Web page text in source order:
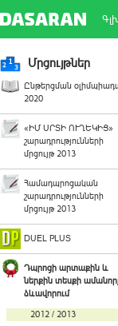
Մրցույթներ
Ընթերցման
2020
«ԻՄ ՍՐՏԻ ՈՒՂԵԿԻՑ»
շարադրությունների
մրցույթ 2013
Համադպրոցական
շարադրությունների
մրցույթ 2013
DUEL PLUS
Դպրոցի արտաքին և
ներքին տեսքի
ձևավորում
2012 / 2013